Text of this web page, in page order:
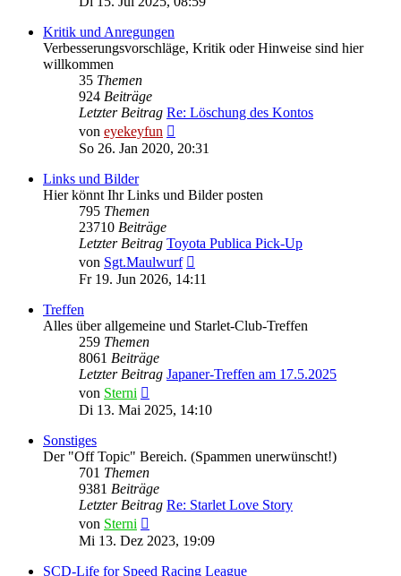
Kritik und Anregungen
Verbesserungsvorschläge, Kritik oder Hinweise sind hier
willkommen
35 Themen
924 Beiträge
Letzter Beitrag Re: Löschung des Kontos
von eyekeyfun
Beitrag
So 26. Jan 2020, 20:31
Links und Bilder
Hier könnt Ihr Links und Bilder posten
795 Themen
23710 Beiträge
Letzter Beitrag Toyota Publica Pick-Up
von Sgt.Maulwurf
Beitrag
Fr 19. Jun 2026, 14:11
Treffen
Alles über allgemeine und Starlet-Club-Treffen
259 Themen
8061 Beiträge
Letzter Beitrag Japaner-Treffen am 17.5.2025
von Sterni
Beitrag
Di 13. Mai 2025, 14:10
Sonstiges
Der "Off Topic" Bereich. (Spammen unerwünscht!)
701 Themen
9381 Beiträge
Letzter Beitrag Re: Starlet Love Story
von Sterni
Beitrag
Mi 13. Dez 2023, 19:09
SCD-Life for Speed Racing League